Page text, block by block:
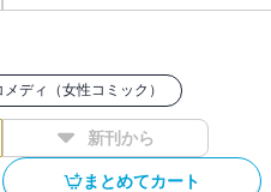
メディ（女性コミック）
新刊から
まとめてカート